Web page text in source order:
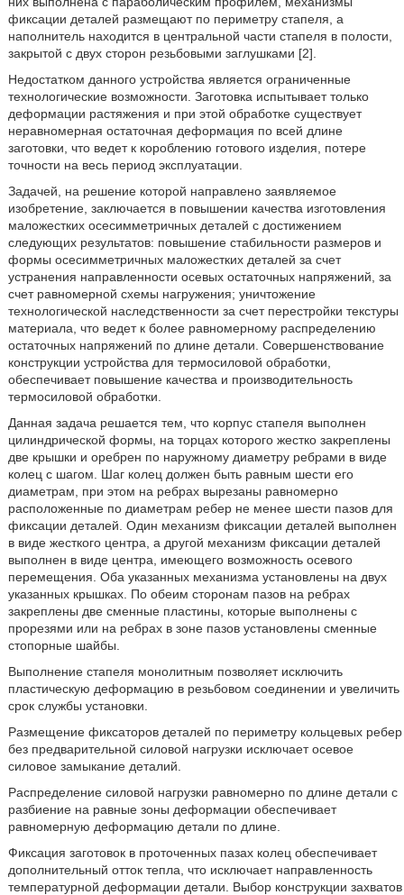
фиксации деталей размещают по периметру стапеля, а
наполнитель находится в центральной части стапеля в полости,
закрытой с двух сторон резьбовыми заглушками [2].
Недостатком данного устройства является ограниченные
технологические возможности. Заготовка испытывает только
деформации растяжения и при этой обработке существует
неравномерная остаточная деформация по всей длине
заготовки, что ведет к короблению готового изделия, потере
точности на весь период эксплуатации.
Задачей, на решение которой направлено заявляемое
изобретение, заключается в повышении качества изготовления
маложестких осесимметричных деталей с достижением
следующих результатов: повышение стабильности размеров и
формы осесимметричных маложестких деталей за счет
устранения направленности осевых остаточных напряжений, за
счет равномерной схемы нагружения; уничтожение
технологической наследственности за счет перестройки текстуры
материала, что ведет к более равномерному распределению
остаточных напряжений по длине детали. Совершенствование
конструкции устройства для термосиловой обработки,
обеспечивает повышение качества и производительность
термосиловой обработки.
Данная задача решается тем, что корпус стапеля выполнен
цилиндрической формы, на торцах которого жестко закреплены
две крышки и оребрен по наружному диаметру ребрами в виде
колец с шагом. Шаг колец должен быть равным шести его
диаметрам, при этом на ребрах вырезаны равномерно
расположенные по диаметрам ребер не менее шести пазов для
фиксации деталей. Один механизм фиксации деталей выполнен
в виде жесткого центра, а другой механизм фиксации деталей
выполнен в виде центра, имеющего возможность осевого
перемещения. Оба указанных механизма установлены на двух
указанных крышках. По обеим сторонам пазов на ребрах
закреплены две сменные пластины, которые выполнены с
прорезями или на ребрах в зоне пазов установлены сменные
стопорные шайбы.
Выполнение стапеля монолитным позволяет исключить
пластическую деформацию в резьбовом соединении и увеличить
срок службы установки.
Размещение фиксаторов деталей по периметру кольцевых ребер
без предварительной силовой нагрузки исключает осевое
силовое замыкание деталий.
Распределение силовой нагрузки равномерно по длине детали с
разбиение на равные зоны деформации обеспечивает
равномерную деформацию детали по длине.
Фиксация заготовок в проточенных пазах колец обеспечивает
дополнительный отток тепла, что исключает направленность
температурной деформации детали. Выбор конструкции захватов